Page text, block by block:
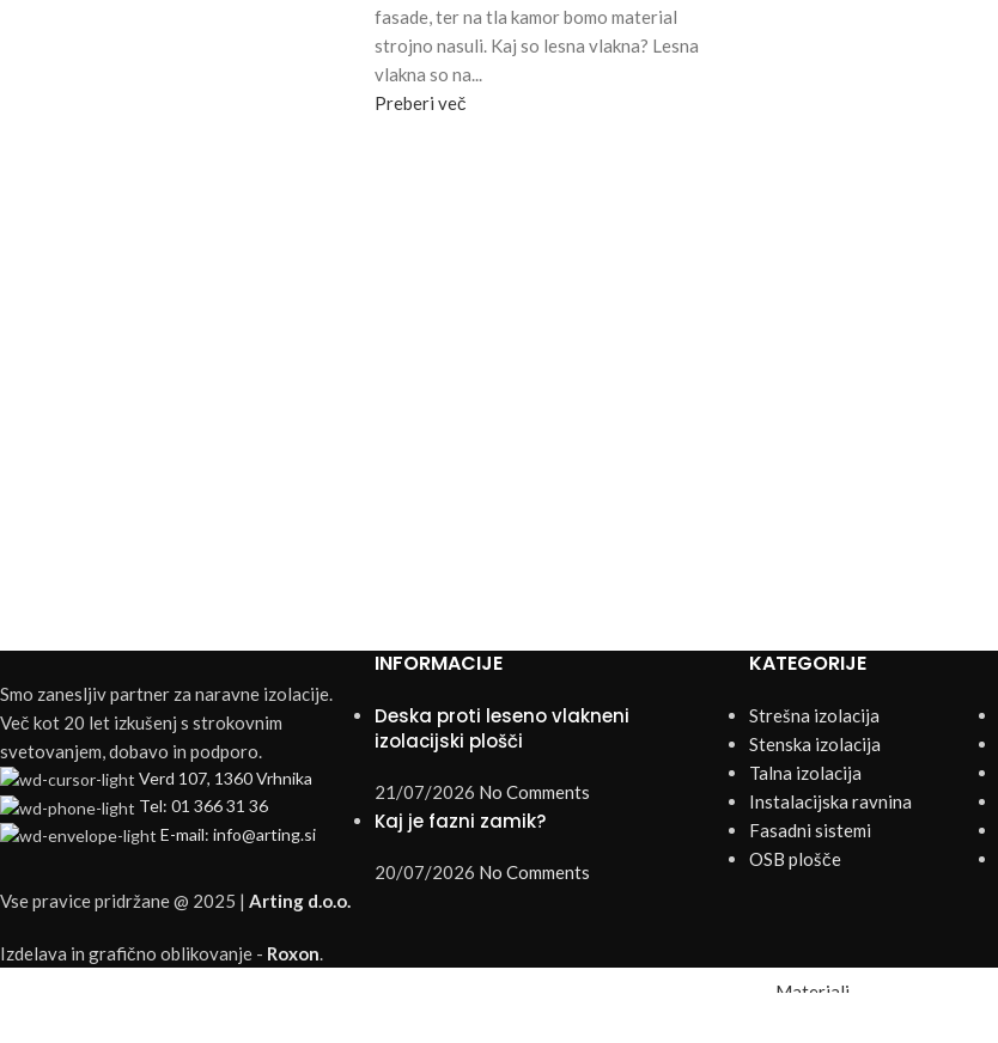
fasade, ter na tla kamor bomo material
strojno nasuli. Kaj so lesna vlakna? Lesna
vlakna so na...
Preberi več
Smo zanesljiv partner za naravne izolacije.
Več kot 20 let izkušenj s strokovnim
svetovanjem, dobavo in podporo.
Verd 107, 1360 Vrhnika
Tel: 01 366 31 36
E-mail: info@arting.si
INFORMACIJE
Deska proti leseno vlakneni
izolacijski plošči
21/07/2026 No Comments
Kaj je fazni zamik?
20/07/2026 No Comments
KATEGORIJE
Strešna izolacija
Stenska izolacija
Talna izolacija
Instalacijska ravnina
Fasadni sistemi
OSB plošče
Vse pravice pridržane @ 2025 | Arting d.o.o.
Izdelava in grafično oblikovanje - Roxon.
Materiali